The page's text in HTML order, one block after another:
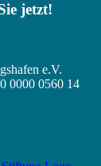
jetzt!
e.V.
0000 0560 14